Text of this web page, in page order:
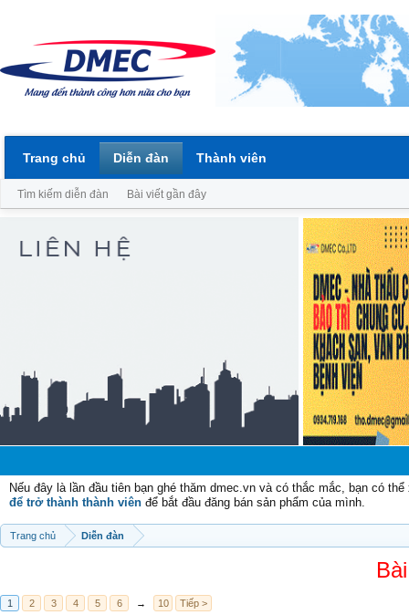
Nếu đây là lần đầu tiên bạn ghé thăm dmec.vn và có thắc mắc, bạn có
để trở thành thành viên để bắt đầu đăng bán sản phẩm của mình.
Trang chủ Diễn đàn
1 2 3 4 5 6 → 10 Tiếp >
Trang chủ Diễn đàn
Tìm kiếm diễn đàn Bài viết gần đây
Thành viên